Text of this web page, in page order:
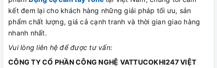
kết đem lại cho khách hàng những giải pháp tối ưu, sản
phẩm chất lượng, giá cả cạnh tranh và thời gian giao hàng
nhanh nhất.
Vui lòng liên hệ để được tư vấn:
CÔNG TY CỔ PHẦN CÔNG NGHỆ VATTUCOKHI247 VIỆT